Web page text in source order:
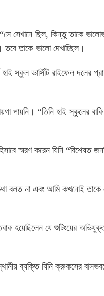
সেখানে ছিল, কিন্তু তাকে
তাকে ভালো দেখাচ্ছিল।
স্কুল ভার্সিটি রাইফেল দলের
পায়নি। “তিনি হাই স্কুলের
স্মরণ করেন যিনি “বিশেষত
বলত না এবং আমি কখনোই
হয়েছিলেন যে শুটিংয়ের
ব্যক্তি যিনি ক্রুকসের